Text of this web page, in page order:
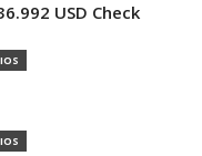
USD Check